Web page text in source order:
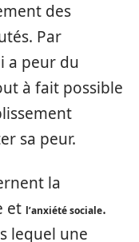
des
Par
a peur du
à fait possible
sa peur.
la
et l’anxiété sociale.
lequel une